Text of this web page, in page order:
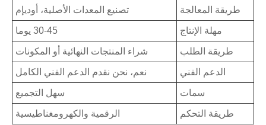
طريقة المعالجة تصنيع المعدات الأصلية، أوديإم
مهلة الإنتاج 30-45 يوما
طريقة الطلب شراء المنتجات النهائية أو المكونات
الدعم الفني نعم، نحن نقدم الدعم الفني الكامل
سمات سهل التجميع
طريقة التحكم الرقمية والكهرومغناطيسية